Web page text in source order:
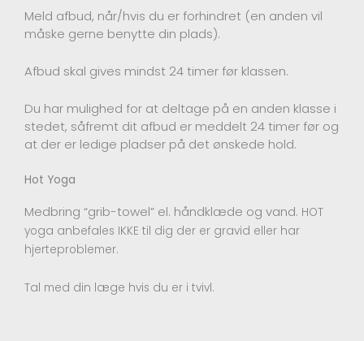
Meld afbud, når/hvis du er forhindret (en anden vil
måske gerne benytte din plads).
Afbud skal gives mindst 24 timer før klassen.
Du har mulighed for at deltage på en anden klasse i
stedet, såfremt dit afbud er meddelt 24 timer før og
at der er ledige pladser på det ønskede hold.
Hot Yoga
Medbring “grib-towel” el. håndklæde og vand. HOT
yoga anbefales IKKE til dig der er gravid eller har
hjerteproblemer.
Tal med din læge hvis du er i tvivl.